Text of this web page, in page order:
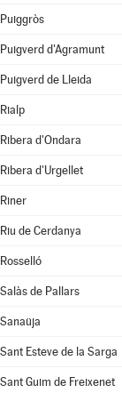
Puiggròs
Puigverd d'Agramunt
Puigverd de Lleida
Rialp
Ribera d'Ondara
Ribera d'Urgellet
Riner
Riu de Cerdanya
Rosselló
Salàs de Pallars
Sanaüja
Sant Esteve de la Sarga
Sant Guim de Freixenet